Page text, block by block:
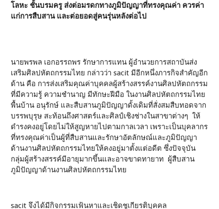
โลหะ ชั้นบรมครู ส่งต่อมรดกทางภูมิปัญญาที่ทรงคุณค่า ควรค่า
แก่การสืบสาน และต่อยอดสู่คนรุ่นหลังต่อไป
นายพรพล เอกอรรถพร รักษาการแทน ผู้อำนวยการสถาบันส่ง
เสริมศิลปหัตถกรรมไทย กล่าวว่า sacit มีอีกหนึ่งภารกิจสำคัญอีก
ด้าน คือ การส่งเสริมคุณค่าบุคคลผู้สร้างสรรค์งานศิลปหัตถกรรม
ที่มีความรู้ ความชำนาญ มีทักษะฝีมือ ในงานศิลปหัตถกรรมไทย
พื้นบ้าน อนุรักษ์ และสืบสานภูมิปัญญาดั้งเดิมที่สั่งสมสืบทอดจาก
บรรพบุรุษ สะท้อนถึงศาสตร์และศิลป์เชิงช่างในสาขาต่างๆ ให้
ดำรงคงอยู่โดยไม่ให้สูญหายไปตามกาลเวลา เพราะเป็นบุคลากร
ที่ทรงคุณค่าเป็นผู้ที่สืบสานและรักษาอัตลักษณ์และภูมิปัญญา
ด้านงานศิลปหัตถกรรมไทยให้คงอยู่มาตั้งแต่อดีต ซึ่งปัจจุบัน
กลุ่มผู้สร้างสรรค์มีอายุมากขึ้นและอาจขาดทายาท ผู้สืบสาน
ภูมิปัญญาด้านงานศิลปหัตถกรรมไทย
sacit จึงได้มีกิจกรรมเฟ้นหาและเชิดชูเกียรติบุคคล